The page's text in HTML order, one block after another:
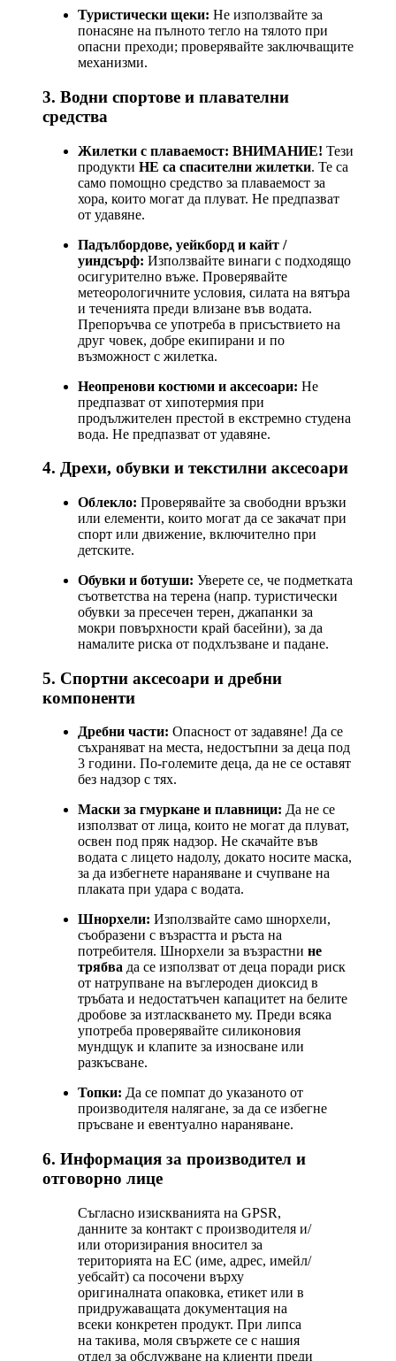
Туристически щеки: Не използвайте за
понасяне на пълното тегло на тялото при
опасни преходи; проверявайте заключващите
механизми.
3. Водни спортове и плавателни
средства
Жилетки с плаваемост: ВНИМАНИЕ! Тези
продукти НЕ са спасителни жилетки. Те са
само помощно средство за плаваемост за
хора, които могат да плуват. Не предпазват
от удавяне.
Падълбордове, уейкборд и кайт /
уиндсърф: Използвайте винаги с подходящо
осигурително въже. Проверявайте
метеорологичните условия, силата на вятъра
и теченията преди влизане във водата.
Препоръчва се употреба в присъствието на
друг човек, добре екипирани и по
възможност с жилетка.
Неопренови костюми и аксесоари: Не
предпазват от хипотермия при
продължителен престой в екстремно студена
вода. Не предпазват от удавяне.
4. Дрехи, обувки и текстилни аксесоари
Облекло: Проверявайте за свободни връзки
или елементи, които могат да се закачат при
спорт или движение, включително при
детските.
Обувки и ботуши: Уверете се, че подметката
съответства на терена (напр. туристически
обувки за пресечен терен, джапанки за
мокри повърхности край басейни), за да
намалите риска от подхлъзване и падане.
5. Спортни аксесоари и дребни
компоненти
Дребни части: Опасност от задавяне! Да се
съхраняват на места, недостъпни за деца под
3 години. По-големите деца, да не се оставят
без надзор с тях.
Маски за гмуркане и плавници: Да не се
използват от лица, които не могат да плуват,
освен под пряк надзор. Не скачайте във
водата с лицето надолу, докато носите маска,
за да избегнете нараняване и счупване на
плаката при удара с водата.
Шнорхели: Използвайте само шнорхели,
съобразени с възрастта и ръста на
потребителя. Шнорхели за възрастни не
трябва да се използват от деца поради риск
от натрупване на въглероден диоксид в
тръбата и недостатъчен капацитет на белите
дробове за изтласкването му. Преди всяка
употреба проверявайте силиконовия
мундщук и клапите за износване или
разкъсване.
Топки: Да се помпат до указаното от
производителя налягане, за да се избегне
пръсване и евентуално нараняване.
6. Информация за производител и
отговорно лице
Съгласно изискванията на GPSR,
данните за контакт с производителя и/
или оторизирания вносител за
територията на ЕС (име, адрес, имейл/
уебсайт) са посочени върху
оригиналната опаковка, етикет или в
придружаващата документация на
всеки конкретен продукт. При липса
на такива, моля свържете се с нашия
отдел за обслужване на клиенти преди